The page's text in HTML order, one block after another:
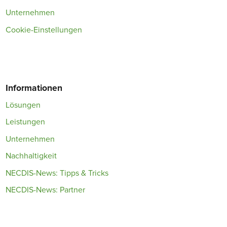
Unternehmen
Cookie-Einstellungen
Informationen
Lösungen
Leistungen
Unternehmen
Nachhaltigkeit
NECDIS-News: Tipps & Tricks
NECDIS-News: Partner